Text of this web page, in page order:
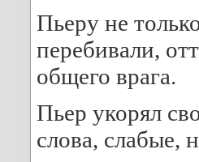
Пьеру не
перебивали,
общего врага.
Пьер укорял
слова, слабые,